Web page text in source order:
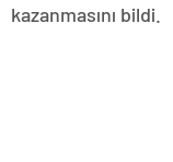
kazanmasını bildi.